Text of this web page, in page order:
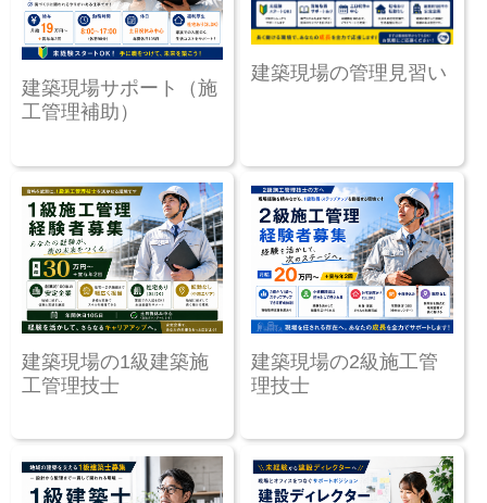
建築現場サポート（施
工管理補助）
建築現場の管理見習い
建築現場の1級建築施
工管理技士
建築現場の2級施工管
理技士